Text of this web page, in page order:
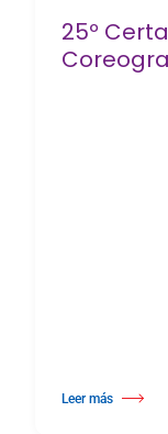
25º
Leer más
about 25º